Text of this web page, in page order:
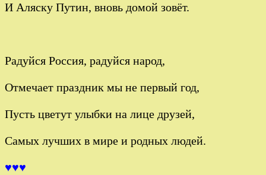
И Аляску Путин, вновь домой зовёт.
Радуйся Россия, радуйся народ,
Отмечает праздник мы не первый год,
Пусть цветут улыбки на лице друзей,
Самых лучших в мире и родных людей.
♥♥♥